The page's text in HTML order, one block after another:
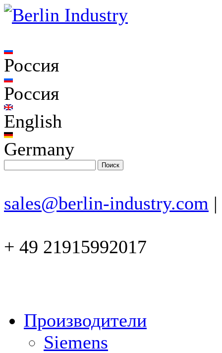
Россия
Россия
English
Germany
sales@berlin-industry.com |
+ 49 21915992017
Производители
Siemens